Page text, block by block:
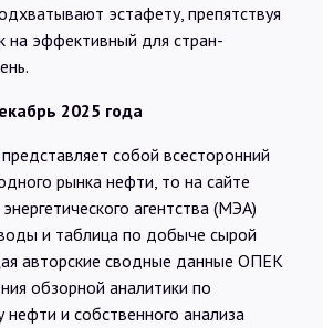
эстафету, препятствуя
на эффективный для стран-
2025 года
представляет собой всесторонний
рынка нефти, то на сайте
агентства (МЭА)
и таблица по добыче сырой
авторские сводные данные ОПЕК
обзорной аналитики по
и собственного анализа